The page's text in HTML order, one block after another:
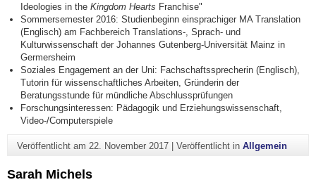
Ideologies in theKingdom Hearts Franchise"
Sommersemester 2016: Studienbeginn einsprachiger MA Translation
(Englisch) am Fachbereich Translations-, Sprach- und
Kulturwissenschaft der Johannes Gutenberg-Universität Mainz in
Germersheim
Soziales Engagement an der Uni: Fachschaftssprecherin (Englisch),
Tutorin für wissenschaftliches Arbeiten, Gründerin der
Beratungsstunde für mündliche Abschlussprüfungen
Forschungsinteressen: Pädagogik und Erziehungswissenschaft,
Video-/Computerspiele
Veröffentlicht am 22. November 2017| Veröffentlicht in Allgemein
Sarah Michels